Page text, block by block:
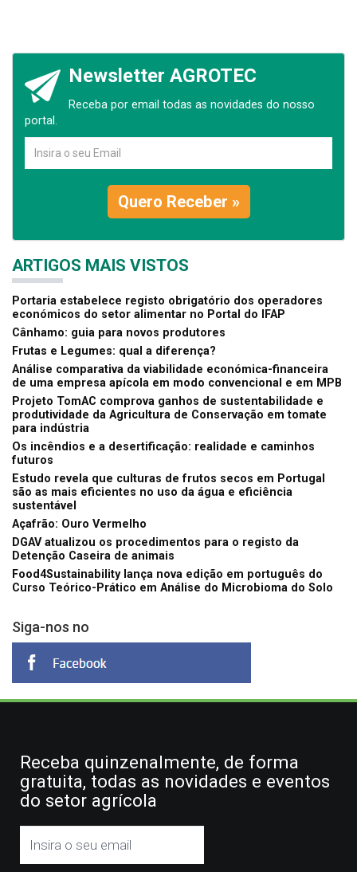
Newsletter AGROTEC
Receba por email todas as novidades do nosso
portal.
Quero Receber »
ARTIGOS MAIS VISTOS
Portaria estabelece registo obrigatório dos operadores
económicos do setor alimentar no Portal do IFAP
Cânhamo: guia para novos produtores
Frutas e Legumes: qual a diferença?
Análise comparativa da viabilidade económica-financeira
de uma empresa apícola em modo convencional e em MPB
Projeto TomAC comprova ganhos de sustentabilidade e
produtividade da Agricultura de Conservação em tomate
para indústria
Os incêndios e a desertificação: realidade e caminhos
futuros
Estudo revela que culturas de frutos secos em Portugal
são as mais eficientes no uso da água e eficiência
sustentável
Açafrão: Ouro Vermelho
DGAV atualizou os procedimentos para o registo da
Detenção Caseira de animais
Food4Sustainability lança nova edição em português do
Curso Teórico-Prático em Análise do Microbioma do Solo
Siga-nos no
Receba quinzenalmente, de forma
gratuita, todas as novidades e eventos
do setor agrícola